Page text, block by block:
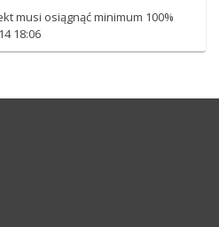
musi osiągnąć minimum 100%
18:06